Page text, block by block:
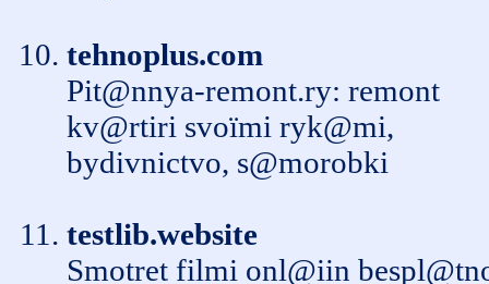
tehnoplus.com
Pit@nnya-remont.ry: remont
kv@rtiri svoїmi ryk@mi,
bydіvnictvo, s@morobki
testlib.website
Smotret filmi onl@iin